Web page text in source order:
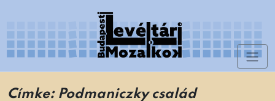
content
Címke: Podmaniczky család